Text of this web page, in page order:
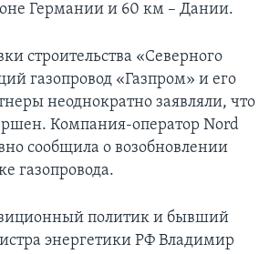
Германии и 60 км – Дании.
строительства «Северного
газопровод «Газпром» и его
неоднократно заявляли, что
Компания-оператор Nord
сообщила о возобновлении
газопровода.
политик и бывший
энергетики РФ Владимир